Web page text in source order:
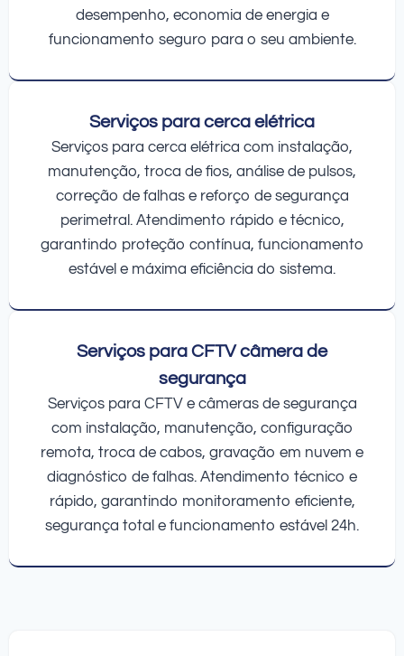
desempenho, economia de energia e
funcionamento seguro para o seu ambiente.
Serviços para cerca elétrica
Serviços para cerca elétrica com instalação,
manutenção, troca de fios, análise de pulsos,
correção de falhas e reforço de segurança
perimetral. Atendimento rápido e técnico,
garantindo proteção contínua, funcionamento
estável e máxima eficiência do sistema.
Serviços para CFTV câmera de
segurança
Serviços para CFTV e câmeras de segurança
com instalação, manutenção, configuração
remota, troca de cabos, gravação em nuvem e
diagnóstico de falhas. Atendimento técnico e
rápido, garantindo monitoramento eficiente,
segurança total e funcionamento estável 24h.